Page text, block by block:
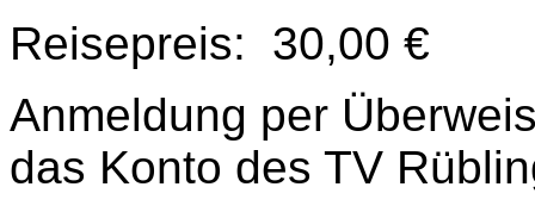
Reisepreis: 30,00 €
Anmeldung per
das Konto des TV